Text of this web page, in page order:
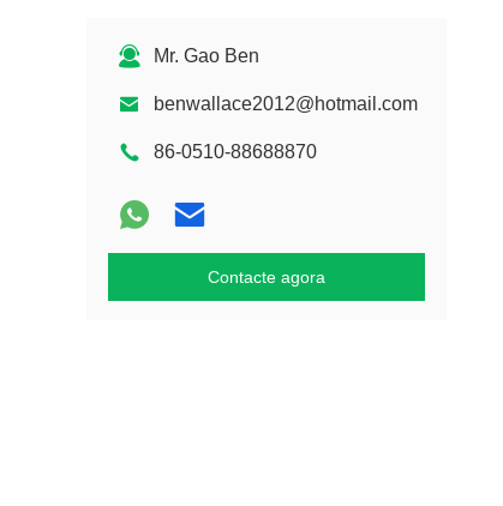
Mr. Gao Ben
benwallace2012@hotmail.com
86-0510-88688870
Contacte agora